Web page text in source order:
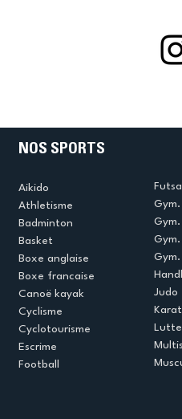
NOS SPORTS
Aikido
Athletisme
Badminton
Basket
Boxe anglaise
Boxe francaise
Canoë kayak
Cyclisme
Cyclotourisme
Escrime
Football
Judo
Lutte